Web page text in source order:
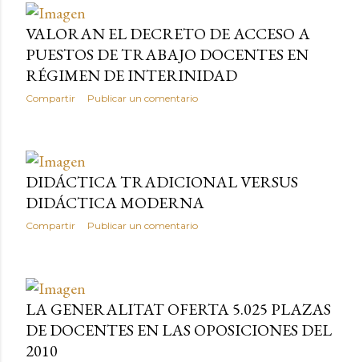
VALORAN EL DECRETO DE ACCESO A
PUESTOS DE TRABAJO DOCENTES EN
RÉGIMEN DE INTERINIDAD
Compartir Publicar un comentario
DIDÁCTICA TRADICIONAL VERSUS
DIDÁCTICA MODERNA
Compartir Publicar un comentario
LA GENERALITAT OFERTA 5.025 PLAZAS
DE DOCENTES EN LAS OPOSICIONES DEL
2010